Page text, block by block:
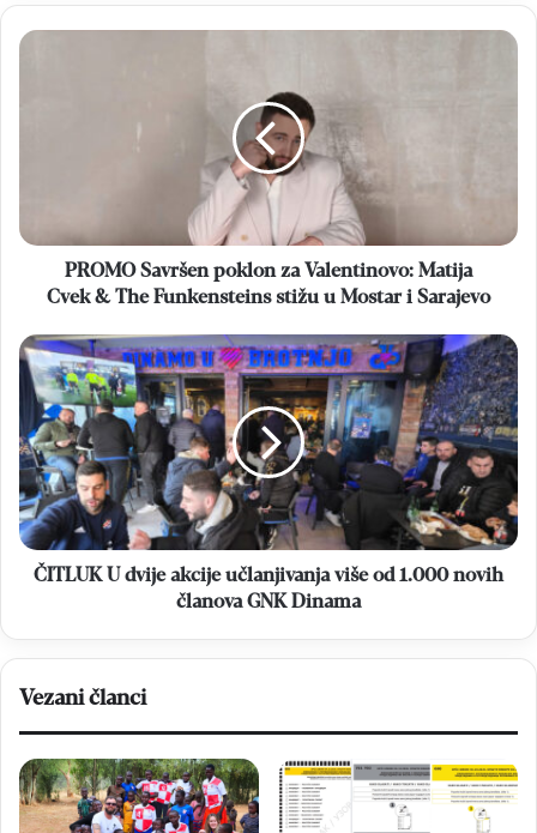
PROMO
Valentinovo: Matija
stižu
Mostar
Sarajevo
PROMO Savršen poklon za Valentinovo: Matija
Cvek & The Funkensteins stižu u Mostar i Sarajevo
ČITLUK
U
dvije
akcije
učlanjivanja
više
od
1.000
novih
članova
ČITLUK U dvije akcije učlanjivanja više od 1.000 novih
članova GNK Dinama
Vezani članci